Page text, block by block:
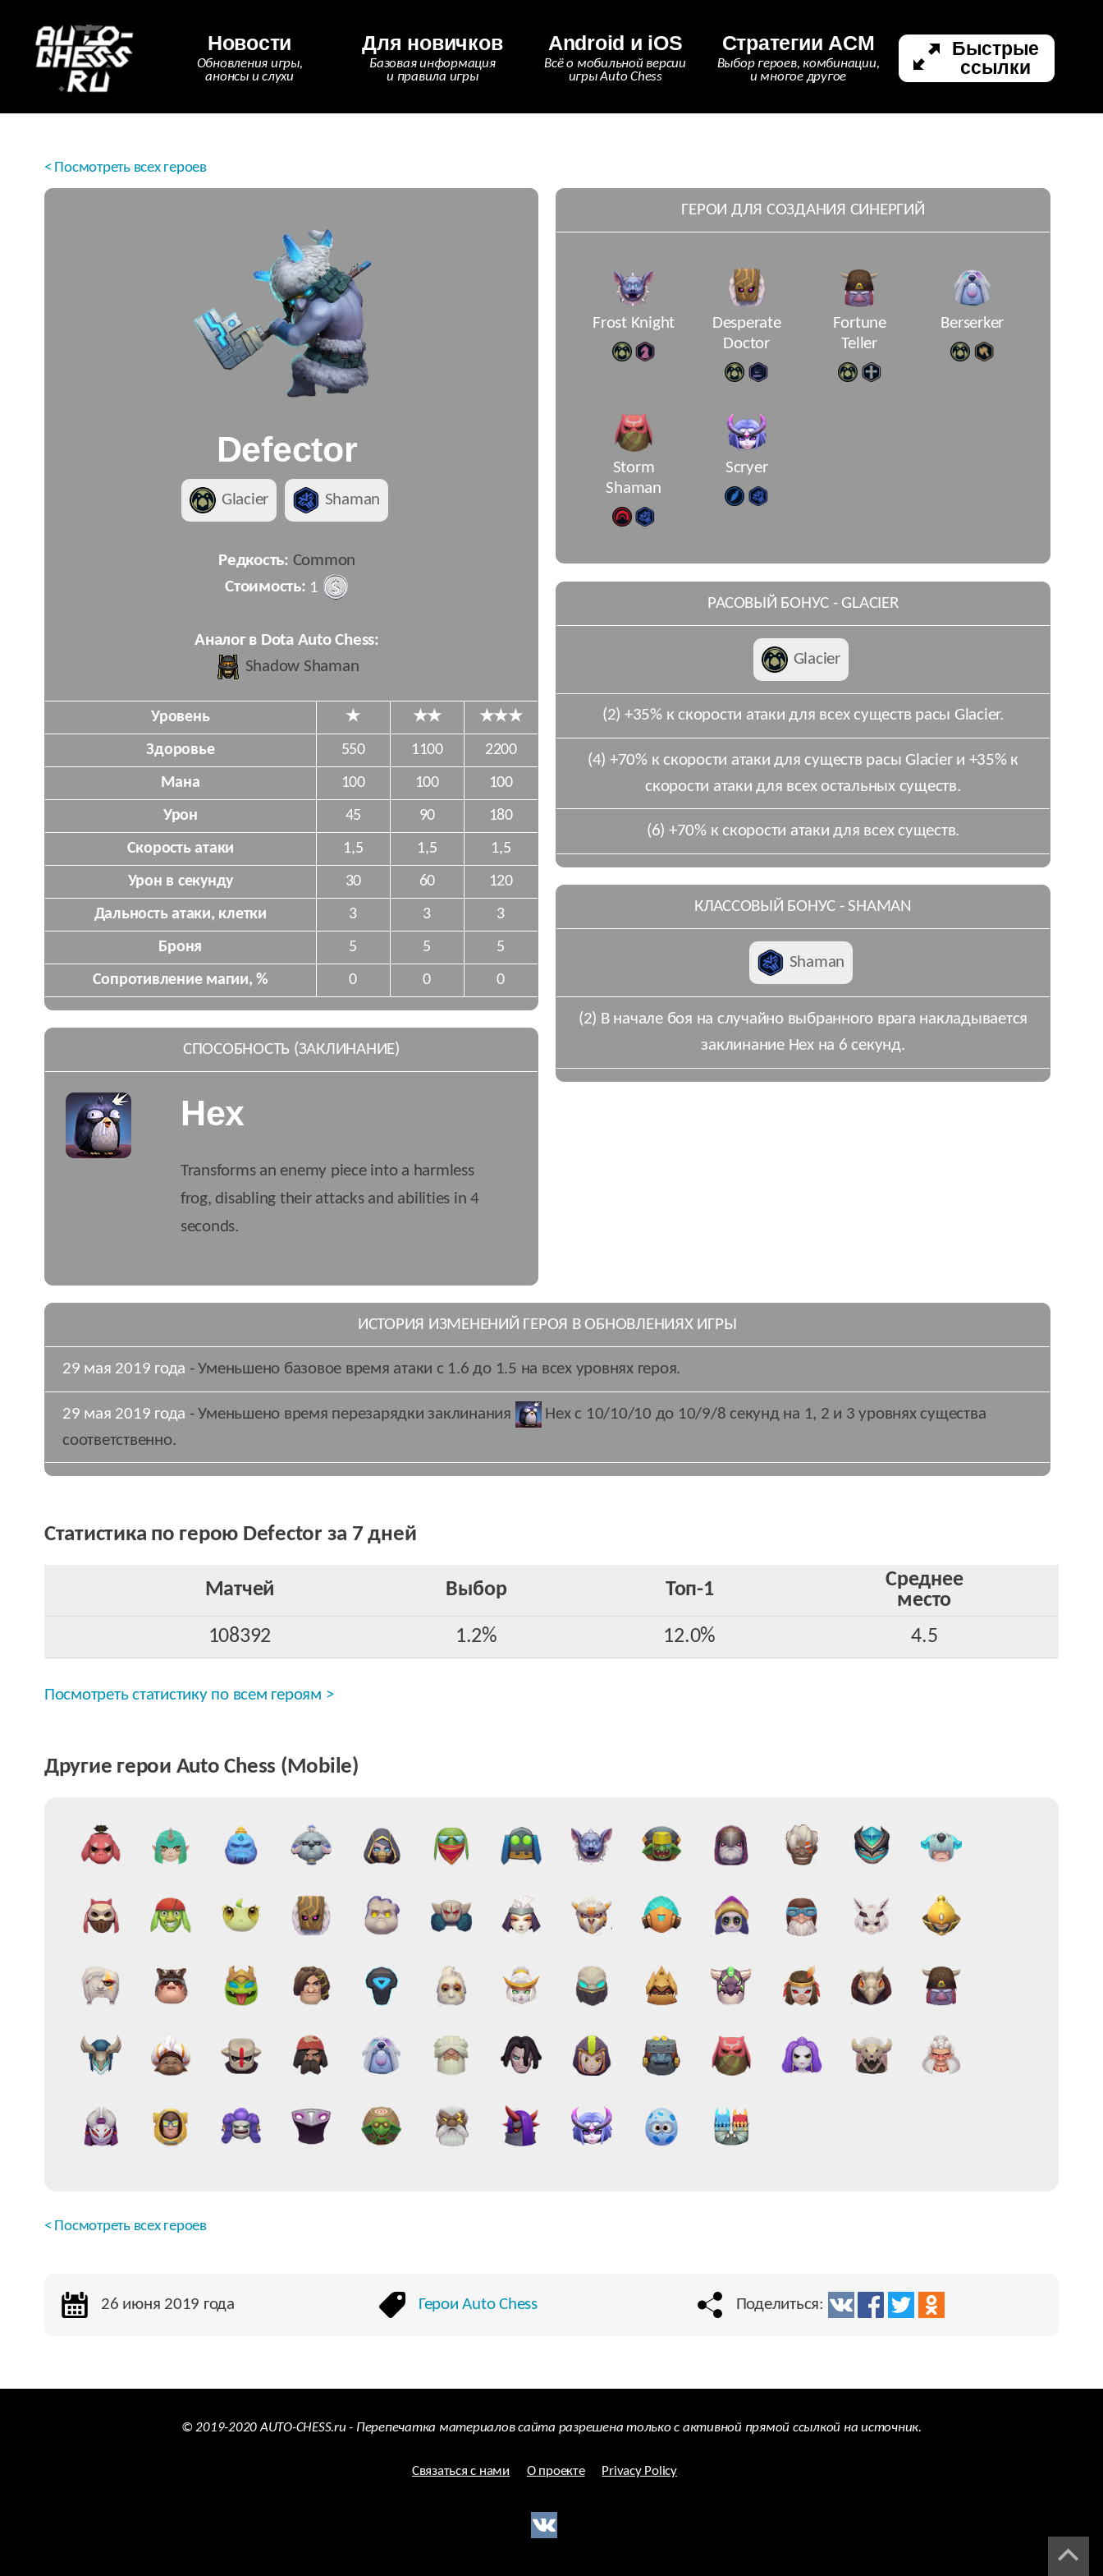
Новости
Обновления игры,
анонсы и слухи
Для новичков
Базовая информация
и правила игры
Android и iOS
Всё о мобильной версии
игры Auto Chess
Стратегии ACM
Выбор героев, комбинации,
и многое другое
Быстрые
ссылки
< Посмотреть всех героев
Defector
Glacier Shaman
Редкость: Common
Стоимость: 1
Аналог в Dota Auto Chess:
Shadow Shaman
Уровень ★ ★★
★★★
Здоровье
550 1100
2200
Мана
100 100
100
Урон
45 90
180
Скорость атаки
1,5 1,5
1,5
Урон в секунду
30 60
120
Дальность атаки, клетки
3 3
3
Броня
5 5
5
Сопротивление магии, %
0 0 0
СПОСОБНОСТЬ (ЗАКЛИНАНИЕ)
Hex
Transforms an enemy piece into a harmless
frog, disabling their attacks and abilities in 4
seconds.
ГЕРОИ ДЛЯ СОЗДАНИЯ СИНЕРГИЙ
Frost Knight
Desperate
Doctor
Fortune
Teller
Berserker
Storm
Shaman
Scryer
РАСОВЫЙ БОНУС - GLACIER
Glacier
(2) +35% к скорости атаки для всех существ расы Glacier.
(4) +70% к скорости атаки для существ расы Glacier и +35% к
скорости атаки для всех остальных существ.
(6) +70% к скорости атаки для всех существ.
КЛАССОВЫЙ БОНУС - SHAMAN
Shaman
(2) В начале боя на случайно выбранного врага накладывается
заклинание Hex на 6 секунд.
ИСТОРИЯ ИЗМЕНЕНИЙ ГЕРОЯ В ОБНОВЛЕНИЯХ ИГРЫ
29 мая 2019 года - Уменьшено базовое время атаки c 1.6 до 1.5 на всех уровнях героя.
29 мая 2019 года - Уменьшено время перезарядки заклинания Hexc 10/10/10 до 10/9/8 секунд на 1, 2 и 3 уровнях существа
соответственно.
Статистика по герою Defector за 7 дней
Матчей Выбор Toп-1
Среднее
место
108392
1.2% 12.0% 4.5
Посмотреть статистику по всем героям >
Другие герои Auto Chess (Mobile)
< Посмотреть всех героев
26 июня 2019 года Герои Auto Chess Поделиться:
© 2019-2020 AUTO-CHESS.ru - Перепечатка материалов сайта разрешена только с активной прямой ссылкой на источник.
Связаться с нами О проекте Privacy Policy